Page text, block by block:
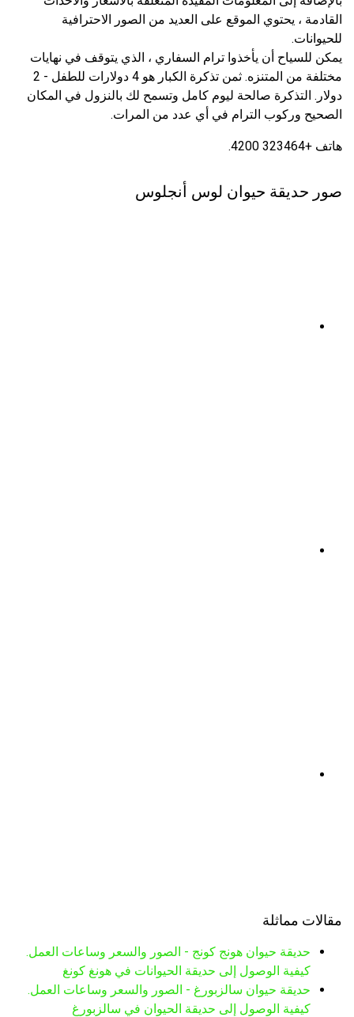
القادمة ، يحتوي الموقع على العديد من الصور الاحترافية
للحيوانات.
يمكن للسياح أن يأخذوا ترام السفاري ، الذي يتوقف في نهايات
مختلفة من المتنزه. ثمن تذكرة الكبار هو 4 دولارات للطفل - 2
دولار. التذكرة صالحة ليوم كامل وتسمح لك بالنزول في المكان
الصحيح وركوب الترام في أي عدد من المرات.
هاتف +323464 4200.
صور حديقة حيوان لوس أنجلوس
مقالات مماثلة
حديقة حيوان هونج كونج - الصور والسعر وساعات العمل.
كيفية الوصول إلى حديقة الحيوانات في هونغ كونغ
حديقة حيوان سالزبورغ - الصور والسعر وساعات العمل.
كيفية الوصول إلى حديقة الحيوان في سالزبورغ